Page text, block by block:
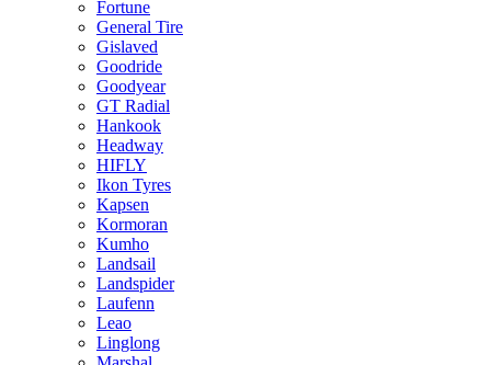
Fortune
General Tire
Gislaved
Goodride
Goodyear
GT Radial
Hankook
Headway
HIFLY
Ikon Tyres
Kapsen
Kormoran
Kumho
Landsail
Landspider
Laufenn
Leao
Linglong